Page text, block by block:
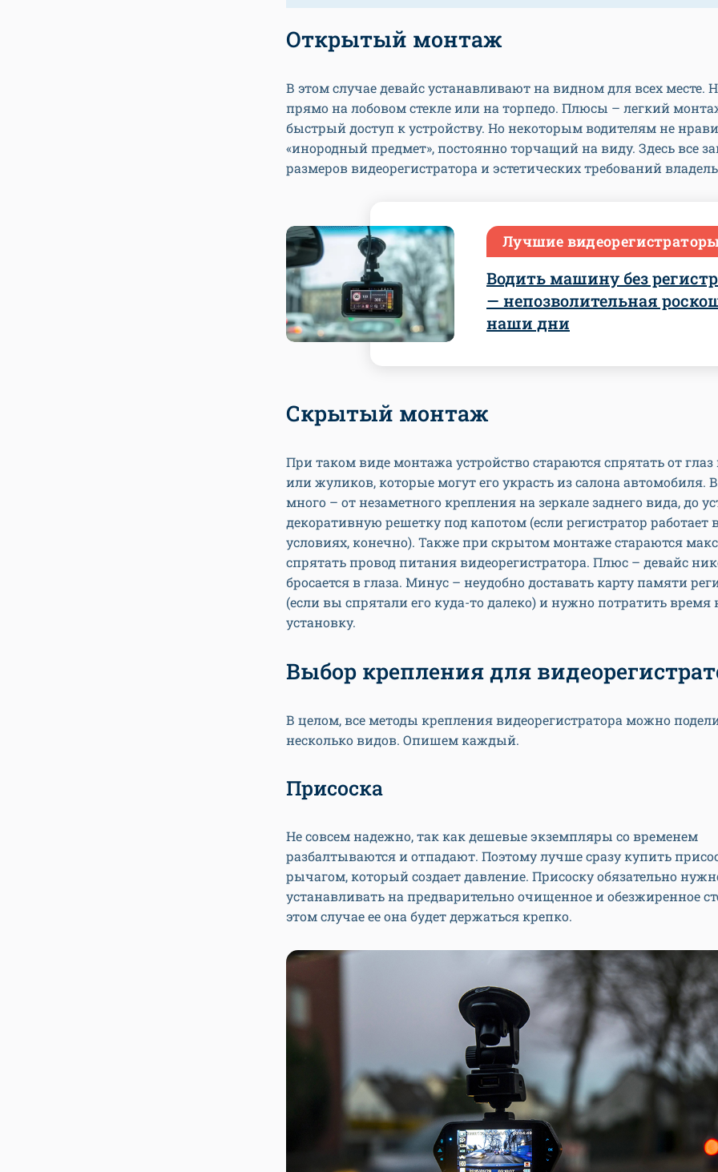
Открытый монтаж
В этом случае девайс устанавливают на видном для всех месте.
прямо на лобовом стекле или на торпедо. Плюсы – легкий
быстрый доступ к устройству. Но некоторым водителям не
«инородный предмет», постоянно торчащий на виду. Здесь все
размеров видеорегистратора и эстетических требований
Лучшие
Водить машину без
— непозволительная
наши дни
Скрытый монтаж
При таком виде монтажа устройство стараются спрятать от глаз
или жуликов, которые могут его украсть из салона автомобиля.
много – от незаметного крепления на зеркале заднего вида, до
декоративную решетку под капотом (если регистратор работает
условиях, конечно). Также при скрытом монтаже стараются
спрятать провод питания видеорегистратора. Плюс – девайс
бросается в глаза. Минус – неудобно доставать карту памяти
(если вы спрятали его куда-то далеко) и нужно потратить время
установку.
Выбор крепления для
В целом, все методы крепления видеорегистратора можно
несколько видов. Опишем каждый.
Присоска
Не совсем надежно, так как дешевые экземпляры со временем
разбалтываются и отпадают. Поэтому лучше сразу купить
рычагом, который создает давление. Присоску обязательно
устанавливать на предварительно очищенное и обезжиренное
этом случае ее она будет держаться крепко.